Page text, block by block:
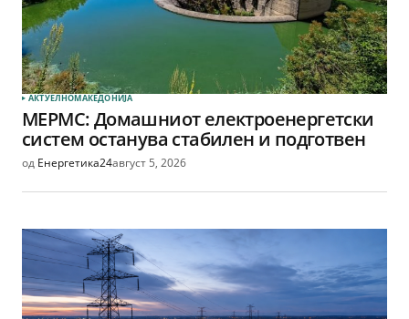
АКТУЕЛНОМАКЕДОНИЈА
МЕРМС: Домашниот електроенергетски
систем останува стабилен и подготвен
од Енергетика24август 5, 2026